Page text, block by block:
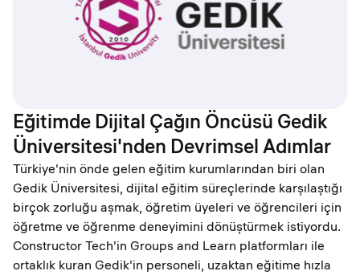
Eğitimde Dijital Çağın Öncüsü Gedik
Üniversitesi'nden Devrimsel Adımlar
Türkiye'nin önde gelen eğitim kurumlarından biri olan
Gedik Üniversitesi, dijital eğitim süreçlerinde karşılaştığı
birçok zorluğu aşmak, öğretim üyeleri ve öğrencileri için
öğretme ve öğrenme deneyimini dönüştürmek istiyordu.
Constructor Tech'in Groups and Learn platformları ile
ortaklık kuran Gedik'in personeli, uzaktan eğitime hızla